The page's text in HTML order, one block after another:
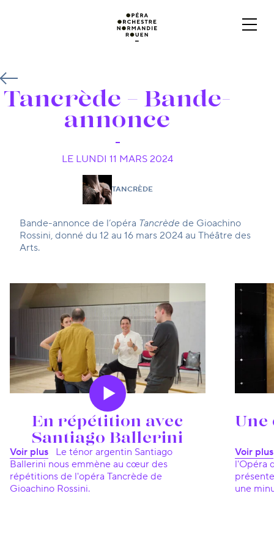
Tancrède – Bande-
annonce
LE LUNDI 11 MARS 2024
TANCRÈDE
Bande-annonce de l’opéra Tancrède de Gioachino
Rossini, donné du 12 au 16 mars 2024 au Théâtre des
Arts.
Le Magazine
En répétition avec
Santiago Ballerini
Voir plus
Ballerini nous emmène au cœur des
répétitions de l'opéra Tancrède de
Gioachino Rossini.
Voir plus
l'Opéra
une